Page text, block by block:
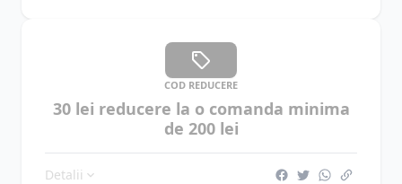
COD REDUCERE
30 lei reducere la o comanda minima
de 200 lei
Detalii